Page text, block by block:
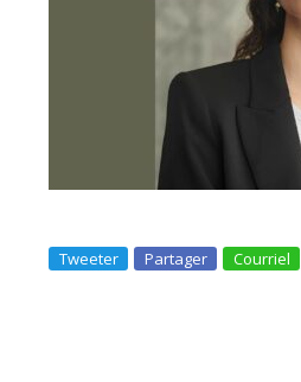
Tweeter Partager Courriel